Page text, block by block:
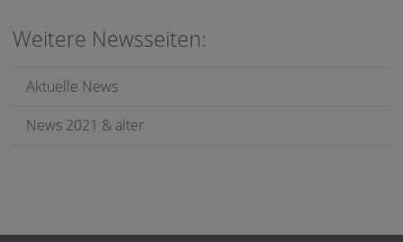
Weitere Newsseiten:
Aktuelle News
News 2021 & älter